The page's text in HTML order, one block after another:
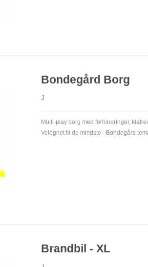
Bondegård Borg
J
Multi-play borg med forhindringer,
Velegnet til de mindste - Bondegård
Brandbil - XL